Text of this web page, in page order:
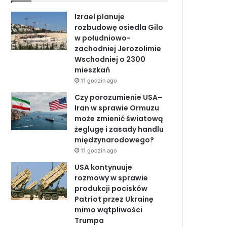
b
o
o
e
d
I
u
b
e
Izrael planuje
rozbudowę osiedla Gilo
w południowo-
zachodniej Jerozolimie
Wschodniej o 2300
mieszkań
11 godzin ago
Czy porozumienie USA–
Iran w sprawie Ormuzu
może zmienić światową
żeglugę i zasady handlu
międzynarodowego?
11 godzin ago
USA kontynuuje
rozmowy w sprawie
produkcji pocisków
Patriot przez Ukrainę
mimo wątpliwości
Trumpa